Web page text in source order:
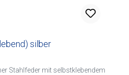
silber
Stahlfeder mit selbstklebendem